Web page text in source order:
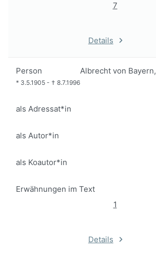
7
Details
Person Albrecht von Bayern,
* 3.5.1905 - † 8.7.1996
als Adressat*in
als Autor*in
als Koautor*in
Erwähnungen im Text
1
Details